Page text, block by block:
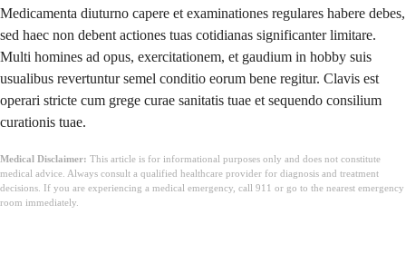
Medicamenta diuturno capere et examinationes regulares habere debes,
sed haec non debent actiones tuas cotidianas significanter limitare.
Multi homines ad opus, exercitationem, et gaudium in hobby suis
usualibus revertuntur semel conditio eorum bene regitur. Clavis est
operari stricte cum grege curae sanitatis tuae et sequendo consilium
curationis tuae.
Medical Disclaimer: This article is for informational purposes only and does not constitute
medical advice. Always consult a qualified healthcare provider for diagnosis and treatment
decisions. If you are experiencing a medical emergency, call 911 or go to the nearest emergency
room immediately.